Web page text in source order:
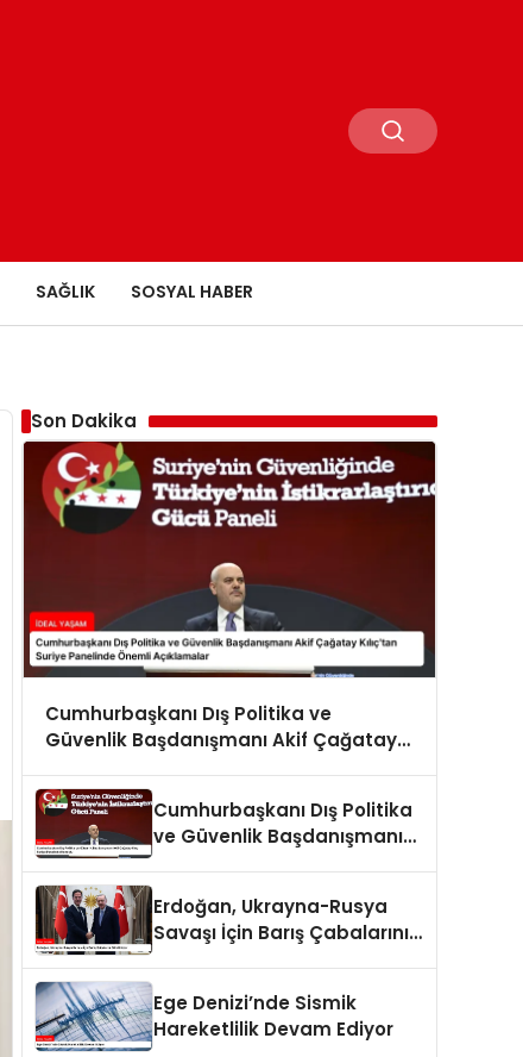
SAĞLIK SOSYAL HABER
Son Dakika
Cumhurbaşkanı Dış Politika ve
Güvenlik Başdanışmanı Akif Çağatay
Açıklamalar
Cumhurbaşkanı Dış Politika
ve Güvenlik Başdanışmanı
Erdoğan, Ukrayna-Rusya
Savaşı İçin Barış Çabalarını
Ege Denizi’nde Sismik
Hareketlilik Devam Ediyor